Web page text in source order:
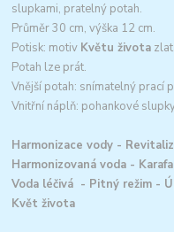
slupkami, pratelný potah.
Průměr 30 cm, výška 12 cm.
Potisk: motiv Květu života
Potah lze prát.
Vnější potah: snímatelný prací
Vnitřní náplň: pohankové
Harmonizace vody -
Harmonizovaná voda -
Voda léčivá - Pitný režim -
Květ života